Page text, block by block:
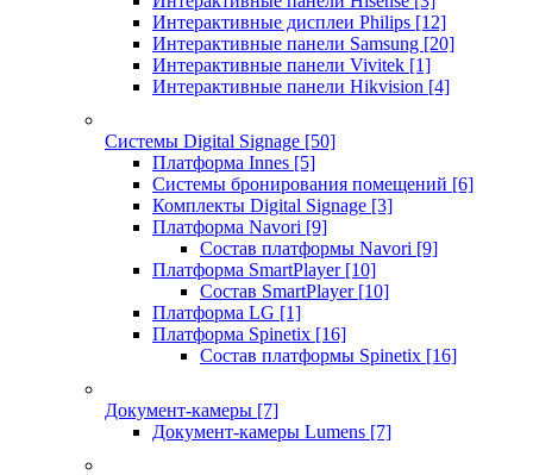
Интерактивные дисплеи Philips [12]
Интерактивные панели Samsung [20]
Интерактивные панели Vivitek [1]
Интерактивные панели Hikvision [4]
Системы Digital Signage [50]
Платформа Innes [5]
Системы бронирования помещений [6]
Комплекты Digital Signage [3]
Платформа Navori [9]
Состав платформы Navori [9]
Платформа SmartPlayer [10]
Состав SmartPlayer [10]
Платформа LG [1]
Платформа Spinetix [16]
Состав платформы Spinetix [16]
Документ-камеры [7]
Документ-камеры Lumens [7]